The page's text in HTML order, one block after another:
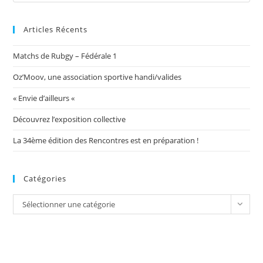
Articles Récents
Matchs de Rubgy – Fédérale 1
Oz’Moov, une association sportive handi/valides
« Envie d’ailleurs «
Découvrez l’exposition collective
La 34ème édition des Rencontres est en préparation !
Catégories
Catégories
Sélectionner une catégorie